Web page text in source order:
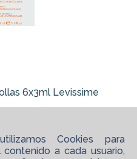
6x3ml Levissime
Cookies para
a cada usuario,